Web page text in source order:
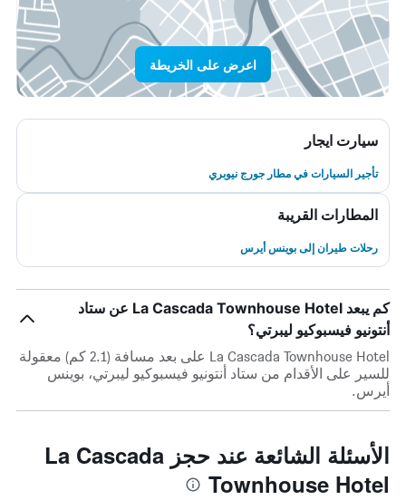
اعرض على الخريطة
سيارت ايجار
تأجير السيارات في مطار جورج نيوبري
المطارات القريبة
رحلات طيران إلى بوينس أيرس
كم يبعد La Cascada Townhouse Hotel عن ستاد
أنتونيو فيسبوكيو ليبرتي؟
La Cascada Townhouse Hotel على بعد مسافة (2.1 كم) معقولة
للسير على الأقدام من ستاد أنتونيو فيسبوكيو ليبرتي، بوينس
أيرس.
الأسئلة الشائعة عند حجز La Cascada
Townhouse Hotel